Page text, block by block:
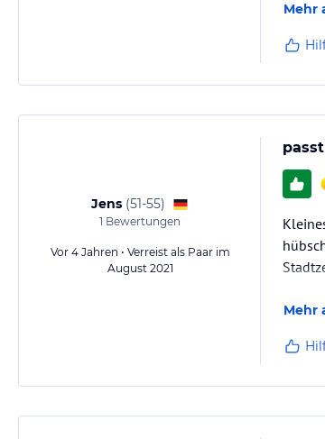
Mehr
Jens (51-55)
1 Bewertungen
Vor 4 Jahren • Verreist als Paar im
August 2021
Mehr